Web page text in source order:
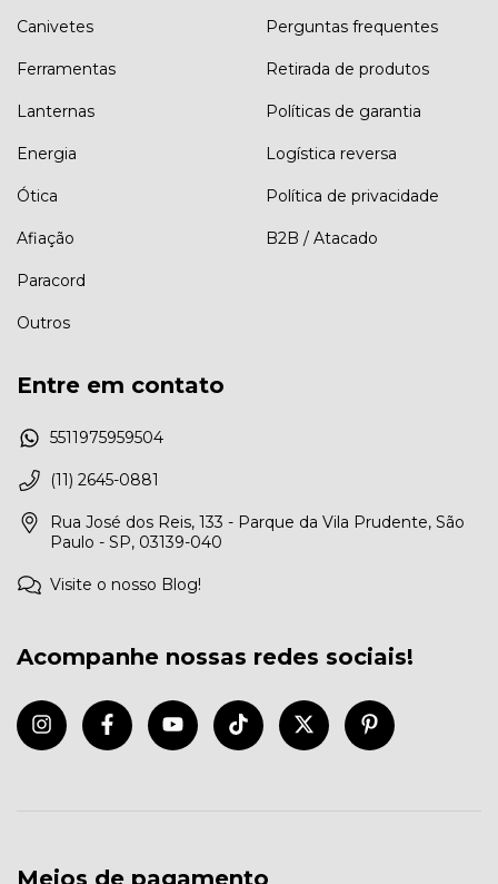
Canivetes
Ferramentas
Lanternas
Energia
Ótica
Afiação
Paracord
Outros
Perguntas frequentes
Retirada de produtos
Políticas de garantia
Logística reversa
Política de privacidade
B2B / Atacado
Entre em contato
5511975959504
(11) 2645-0881
Rua José dos Reis, 133 - Parque da Vila Prudente, São
Paulo - SP, 03139-040
Visite o nosso Blog!
Acompanhe nossas redes sociais!
Meios de pagamento